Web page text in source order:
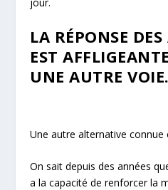
LA RÉPONSE
EST
UNE AUTRE VOIE.
Une autre alternative connue
On sait depuis des années
a la capacité de renforcer la